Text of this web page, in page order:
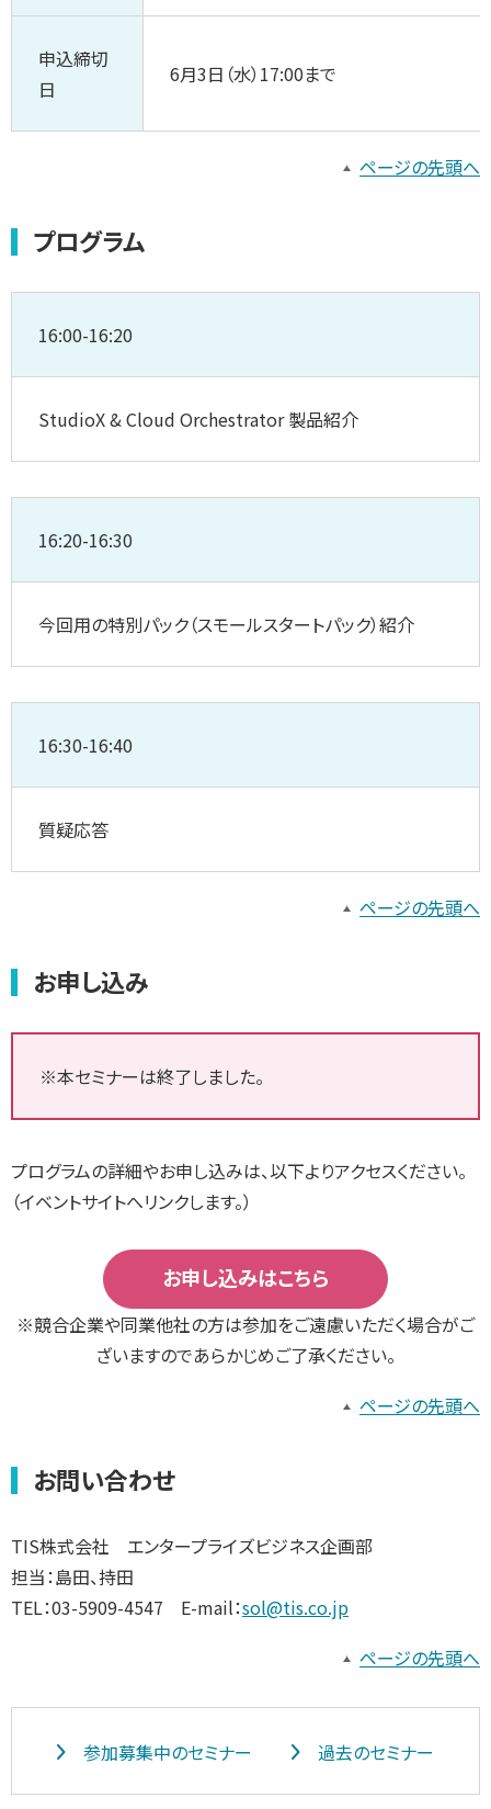
申込締切
日
6月3日（水）17:00まで
ページの先頭へ
プログラム
16:00-16:20
StudioX & Cloud Orchestrator 製品紹介
16:20-16:30
今回用の特別パック（スモールスタートパック）紹介
16:30-16:40
質疑応答
ページの先頭へ
お申し込み
※本セミナーは終了しました。
プログラムの詳細やお申し込みは、以下よりアクセスください。
（イベントサイトへリンクします。）
お申し込みはこちら
※競合企業や同業他社の方は参加をご遠慮いただく場合がご
ざいますのであらかじめご了承ください。
ページの先頭へ
お問い合わせ
TIS株式会社 エンタープライズビジネス企画部
担当：島田、持田
TEL：03-5909-4547 E-mail：sol@tis.co.jp
ページの先頭へ
参加募集中のセミナー 過去のセミナー